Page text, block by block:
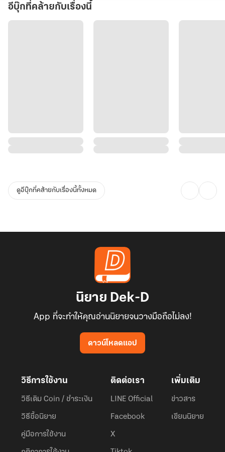
ฝ่าฟันอุปสรรคไปได้หรือไม่
อีบุ๊กที่คล้ายกับเรื่องนี้
ดูอีบุ๊กที่คล้ายกับเรื่องนี้ทั้งหมด
นิยาย Dek-D
App ที่จะทำให้คุณอ่านนิยายจนวางมือถือไม่ลง!
ดาวน์โหลดแอป
วิธีการใช้งาน
วิธีเติม Coin / ชำระเงิน
วิธีซื้อนิยาย
คู่มือการใช้งาน
ติดต่อเรา
LINE Official
Facebook
X
เพิ่มเติม
ข่าวสาร
เขียนนิยาย